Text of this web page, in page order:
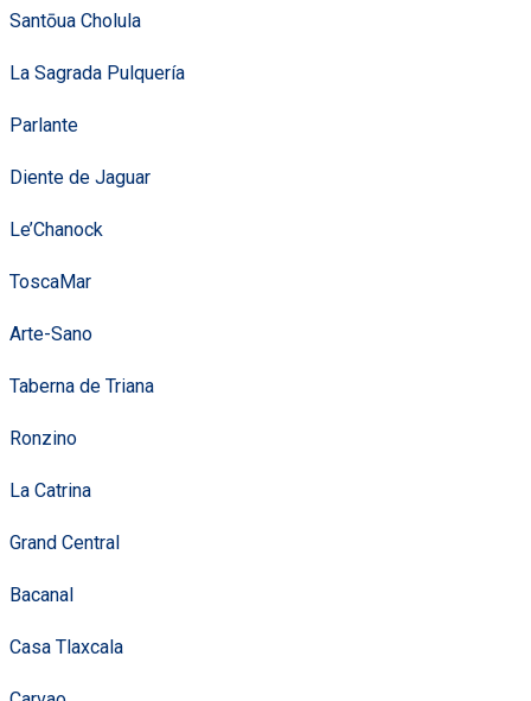
Santōua Cholula
La Sagrada Pulquería
Parlante
Diente de Jaguar
Le’Chanock
ToscaMar
Arte-Sano
Taberna de Triana
Ronzino
La Catrina
Grand Central
Bacanal
Casa Tlaxcala